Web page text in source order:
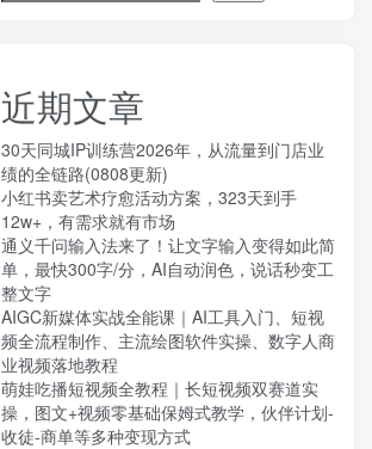
近期文章
30天同城IP训练营2026年，从流量到门店业
绩的全链路(0808更新)
小红书卖艺术疗愈活动方案，323天到手
12w+，有需求就有市场
通义千问输入法来了！让文字输入变得如此简
单，最快300字/分，AI自动润色，说话秒变工
整文字
AIGC新媒体实战全能课｜AI工具入门、短视
频全流程制作、主流绘图软件实操、数字人商
业视频落地教程
萌娃吃播短视频全教程｜长短视频双赛道实
操，图文+视频零基础保姆式教学，伙伴计划-
收徒-商单等多种变现方式